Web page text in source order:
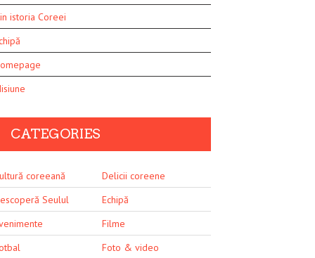
istoria Coreei
CATEGORIES
coreeană
Delicii coreene
Seulul
Echipă
Filme
Foto & video